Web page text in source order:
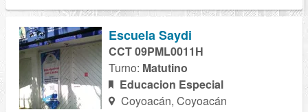
Escuela Saydi
CCT 09PML0011H
Turno: Matutino
Educacion Especial
Coyoacán, Coyoacán